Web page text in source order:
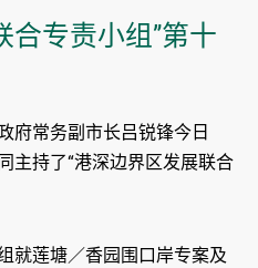
合专责小组”第十
府常务副市长吕锐锋今日
主持了“港深边界区发展联合
就莲塘／香园围口岸专案及